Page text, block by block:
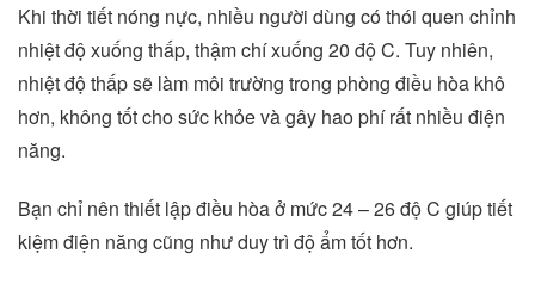
Khi thời tiết nóng nực, nhiều người dùng có thói quen chỉnh
nhiệt độ xuống thấp, thậm chí xuống 20 độ C. Tuy nhiên,
nhiệt độ thấp sẽ làm môi trường trong phòng điều hòa khô
hơn, không tốt cho sức khỏe và gây hao phí rất nhiều điện
năng.
Bạn chỉ nên thiết lập điều hòa ở mức 24 – 26 độ C giúp tiết
kiệm điện năng cũng như duy trì độ ẩm tốt hơn.